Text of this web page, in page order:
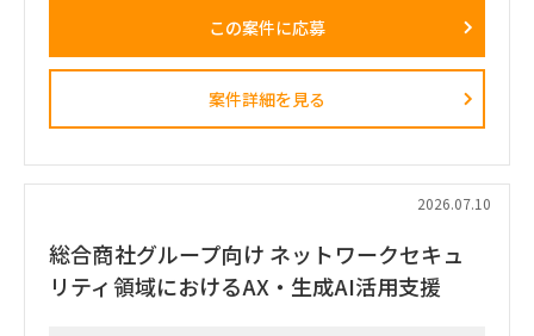
現在は要件定義が完了し、開発およびテスト・移行工程へシフ
■募集ポジション
※大規模プロジェクトのため、複数の小チームが並行して乱立
する構造となっています。
方を募集します。
ただ、スキル次第で他チームや顧客・ユーザー調整メインのチ
└3〜4名規模の小チームにおける進捗管理、課題管理、およ
び主体的なチームリード業務。
・ステークホルダー調整
この案件に応募
案件詳細を見る
2026.07.10
総合商社グループ向け ネットワークセキュ
リティ領域におけるAX・生成AI活用支援